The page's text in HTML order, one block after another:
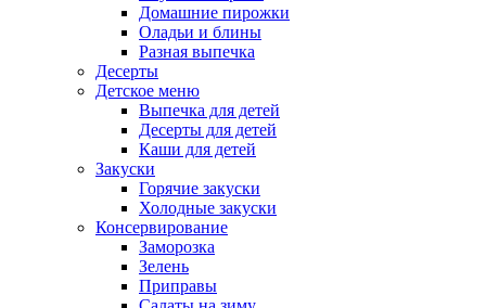
Домашние пирожки
Оладьи и блины
Разная выпечка
Десерты
Детское меню
Выпечка для детей
Десерты для детей
Каши для детей
Закуски
Горячие закуски
Холодные закуски
Консервирование
Заморозка
Зелень
Приправы